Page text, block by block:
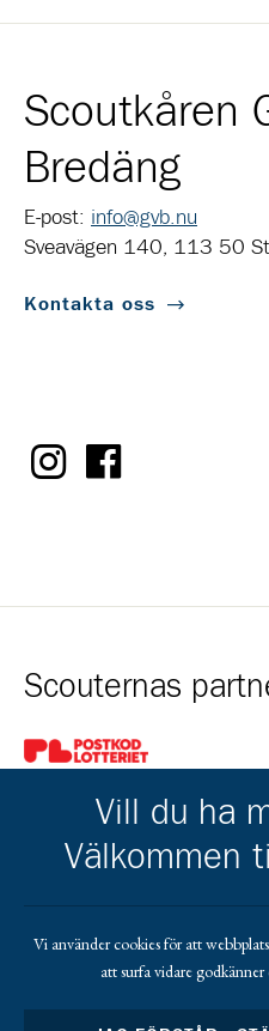
Scoutkåren
Bredäng
E-post: info@gvb.nu
Sveavägen 140, 113 50
Kontakta oss
Scouternas
Gå till pl_50
Kårens partners
Gå till https://gvb.nu/
Vill du ha
Välkommen
Vi använder cookies för att
att surfa vidare